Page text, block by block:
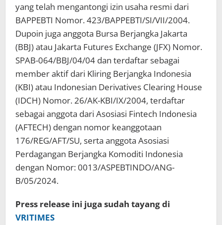
yang telah mengantongi izin usaha resmi dari
BAPPEBTI Nomor. 423/BAPPEBTI/SI/VII/2004.
Dupoin juga anggota Bursa Berjangka Jakarta
(BBJ) atau Jakarta Futures Exchange (JFX) Nomor.
SPAB-064/BBJ/04/04 dan terdaftar sebagai
member aktif dari Kliring Berjangka Indonesia
(KBI) atau Indonesian Derivatives Clearing House
(IDCH) Nomor. 26/AK-KBI/IX/2004, terdaftar
sebagai anggota dari Asosiasi Fintech Indonesia
(AFTECH) dengan nomor keanggotaan
176/REG/AFT/SU, serta anggota Asosiasi
Perdagangan Berjangka Komoditi Indonesia
dengan Nomor: 0013/ASPEBTINDO/ANG-
B/05/2024.
Press release ini juga sudah tayang di
VRITIMES